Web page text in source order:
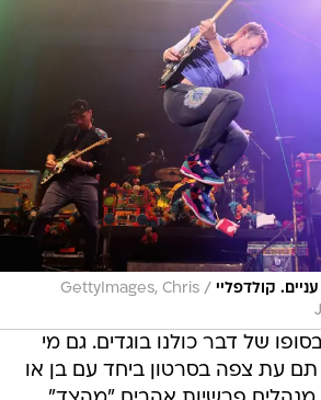
קולדפליי /
GettyImages, Chris
של דבר כולנו בוגדים. גם מי
עת צפה בסרטון ביחד עם בן או